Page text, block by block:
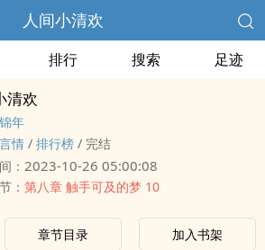
人间小清欢
排行 搜索 足迹
清欢
锦年
言情 / 排行榜 / 完结
： 2023-10-26 05:00:08
： 第八章 触手可及的梦 10
章节目录 加入书架